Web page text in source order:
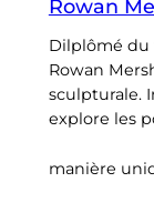
Rowan
Dilplômé du
Rowan
sculpturale.
explore les
manière